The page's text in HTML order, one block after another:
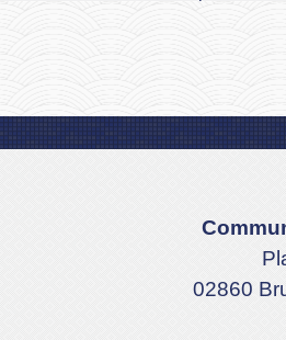
02860